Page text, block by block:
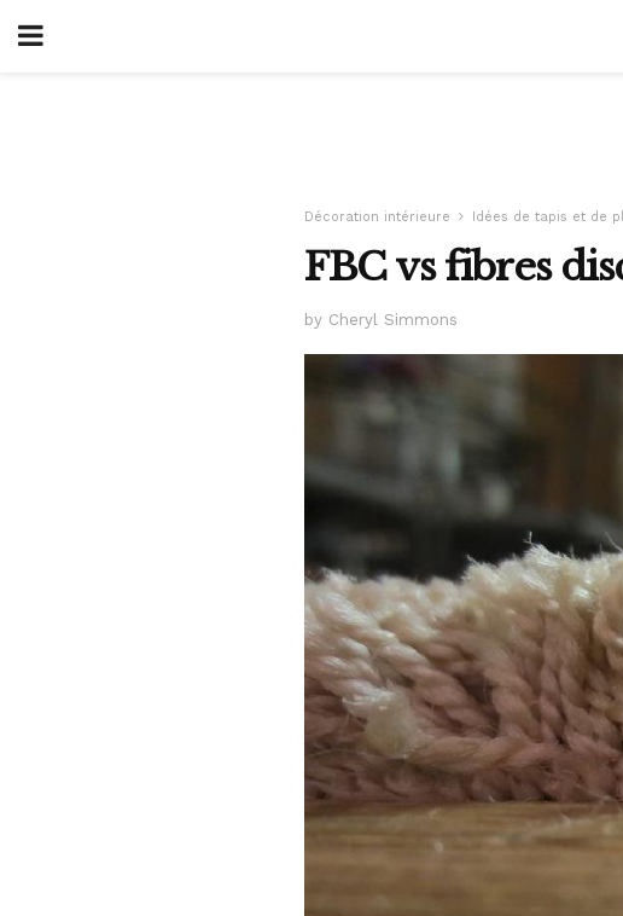
Décoration intérieure Idées de tapis et de
FBC vs fibres
by Cheryl Simmons